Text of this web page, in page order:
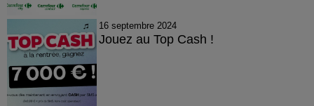
16 septembre 2024
Jouez au Top Cash !